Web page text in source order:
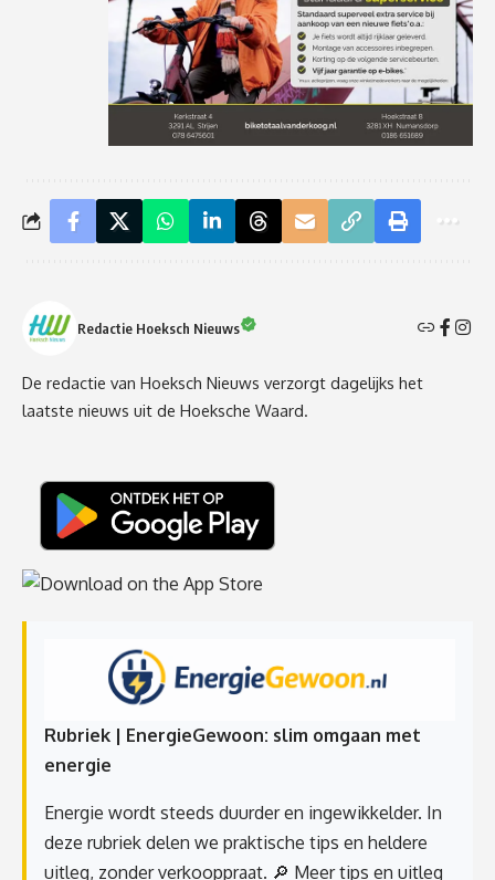
Redactie Hoeksch Nieuws
De redactie van Hoeksch Nieuws verzorgt dagelijks het
laatste nieuws uit de Hoeksche Waard.
Rubriek | EnergieGewoon: slim omgaan met
energie
Energie wordt steeds duurder en ingewikkelder. In
deze rubriek delen we praktische tips en heldere
uitleg, zonder verkooppraat. 🔎 Meer tips en uitleg